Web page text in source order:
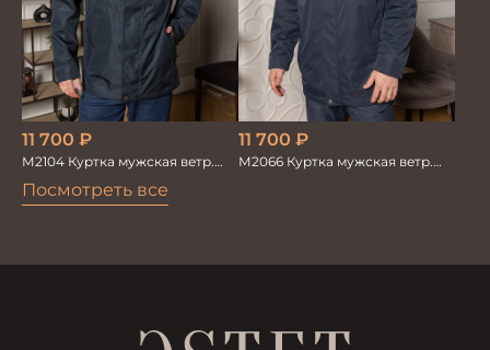
Посмотреть все
11 700 ₽
М2104 Куртка мужская ветр.
11 700 ₽
М2066 Куртка мужская ветр.